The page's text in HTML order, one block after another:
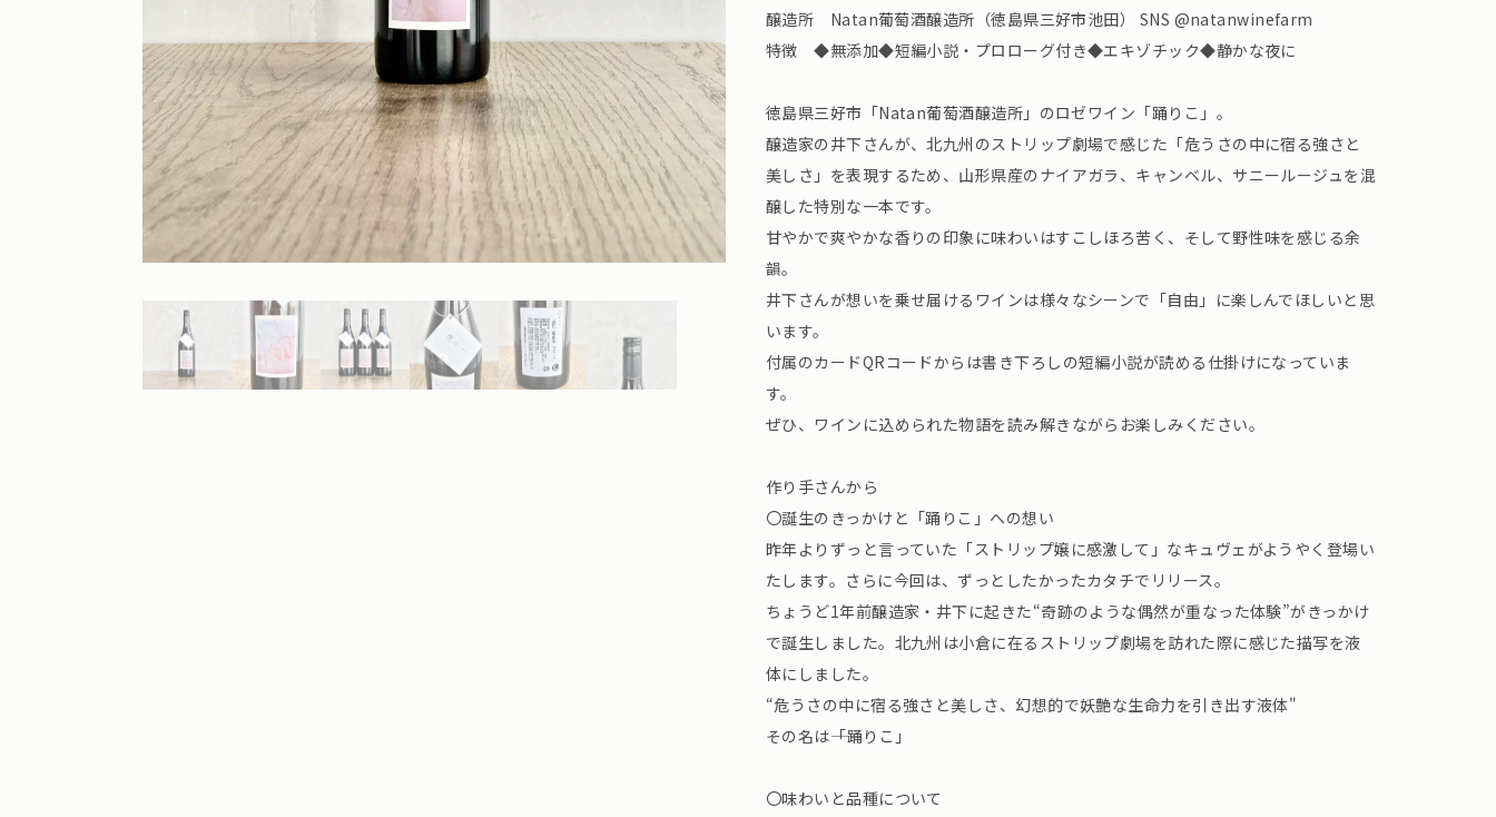
醸造所 Natan葡萄酒醸造所（徳島県三好市池田） SNS @natanwinefarm
特徴 ◆無添加◆短編小説・プロローグ付き◆エキゾチック◆静かな夜に
徳島県三好市「Natan葡萄酒醸造所」のロゼワイン「踊りこ」。
醸造家の井下さんが、北九州のストリップ劇場で感じた「危うさの中に宿る強さと
美しさ」を表現するため、山形県産のナイアガラ、キャンベル、サニールージュを混
醸した特別な一本です。
甘やかで爽やかな香りの印象に味わいはすこしほろ苦く、そして野性味を感じる余
韻。
井下さんが想いを乗せ届けるワインは様々なシーンで「自由」に楽しんでほしいと思
います。
付属のカードQRコードからは書き下ろしの短編小説が読める仕掛けになっていま
す。
ぜひ、ワインに込められた物語を読み解きながらお楽しみください。
作り手さんから
〇誕生のきっかけと「踊りこ」への想い
昨年よりずっと言っていた「ストリップ嬢に感激して」なキュヴェがようやく登場い
たします。さらに今回は、ずっとしたかったカタチでリリース。
ちょうど1年前醸造家・井下に起きた“奇跡のような偶然が重なった体験”がきっかけ
で誕生しました。北九州は小倉に在るストリップ劇場を訪れた際に感じた描写を液
体にしました。
“危うさの中に宿る強さと美しさ、幻想的で妖艶な生命力を引き出す液体"
その名は――「踊りこ」
〇味わいと品種について